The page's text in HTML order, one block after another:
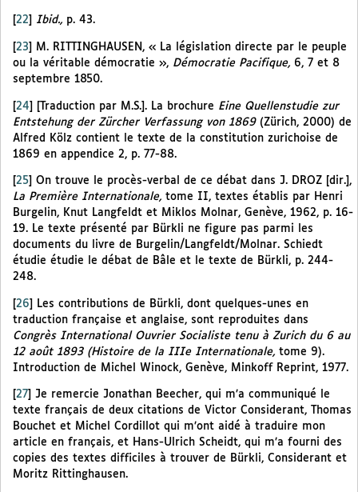
22 Ibid., p. 43.
23
M. RITTINGHAUSEN, « La législation directe par le peuple
ou la véritable démocratie », Démocratie Pacifique, 6, 7 et 8
septembre 1850.
[24] [Traduction par M.S.]. La brochure Eine Quellenstudie zur
Entstehung der Zürcher Verfassung von 1869 (Zürich, 2000) de
Alfred Kölz contient le texte de la constitution zurichoise de
1869 en appendice 2, p. 77-88.
25
On trouve le procès-verbal de ce débat dans J. DROZ [dir.],
La Première Internationale, tome II, textes établis par Henri
Burgelin, Knut Langfeldt et Miklos Molnar, Genève, 1962, p. 16-
19. Le texte présenté par Bürkli ne figure pas parmi les
documents du livre de Burgelin/Langfeldt/Molnar. Schiedt
étudie étudie le débat de Bâle et le texte de Bürkli, p. 244-
248.
[26]
Les contributions de Bürkli, dont quelques-unes en
traduction française et anglaise, sont reproduites dans
Congrès International Ouvrier Socialiste tenu à Zurich du 6 au
12 août 1893 (Histoire de la IIIe Internationale, tome 9).
Introduction de Michel Winock, Genève, Minkoff Reprint, 1977.
27
Je remercie Jonathan Beecher, qui m’a communiqué le
texte français de deux citations de Victor Considerant, Thomas
Bouchet et Michel Cordillot qui m’ont aidé à traduire mon
article en français, et Hans-Ulrich Scheidt, qui m’a fourni des
copies des textes difficiles à trouver de Bürkli, Considerant et
Moritz Rittinghausen.